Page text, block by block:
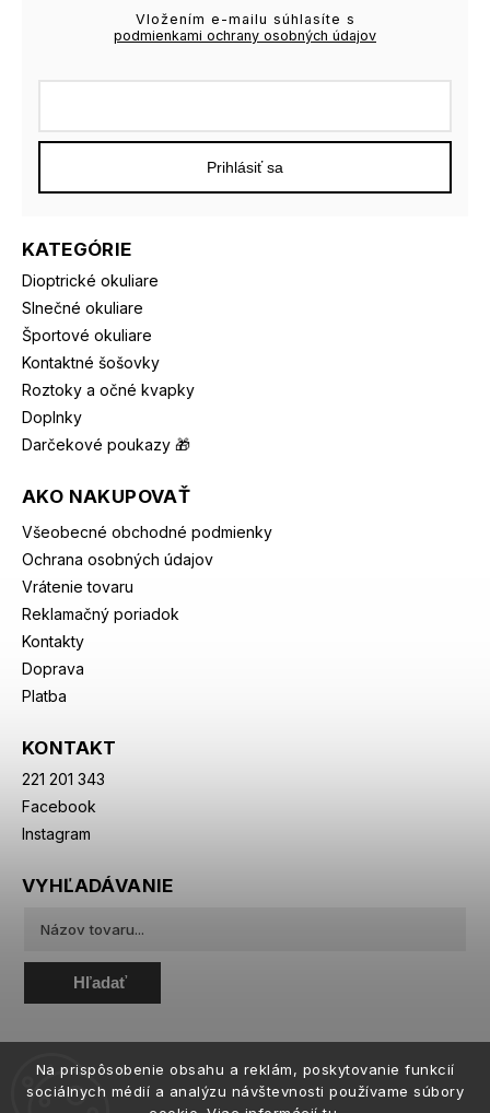
Na prispôsobenie obsahu a reklám, poskytovanie funkcií
sociálnych médií a analýzu návštevnosti používame súbory
KATEGÓRIE
Dioptrické okuliare
Slnečné okuliare
Športové okuliare
Kontaktné šošovky
Roztoky a očné kvapky
Doplnky
Darčekové poukazy 🎁
AKO NAKUPOVAŤ
Všeobecné obchodné podmienky
Ochrana osobných údajov
Vrátenie tovaru
Reklamačný poriadok
Kontakty
Doprava
Platba
KONTAKT
221 201 343
Facebook
Instagram
Vložením e-mailu súhlasíte s
podmienkami ochrany osobných údajov
Prihlásiť sa
VYHĽADÁVANIE
Hľadať